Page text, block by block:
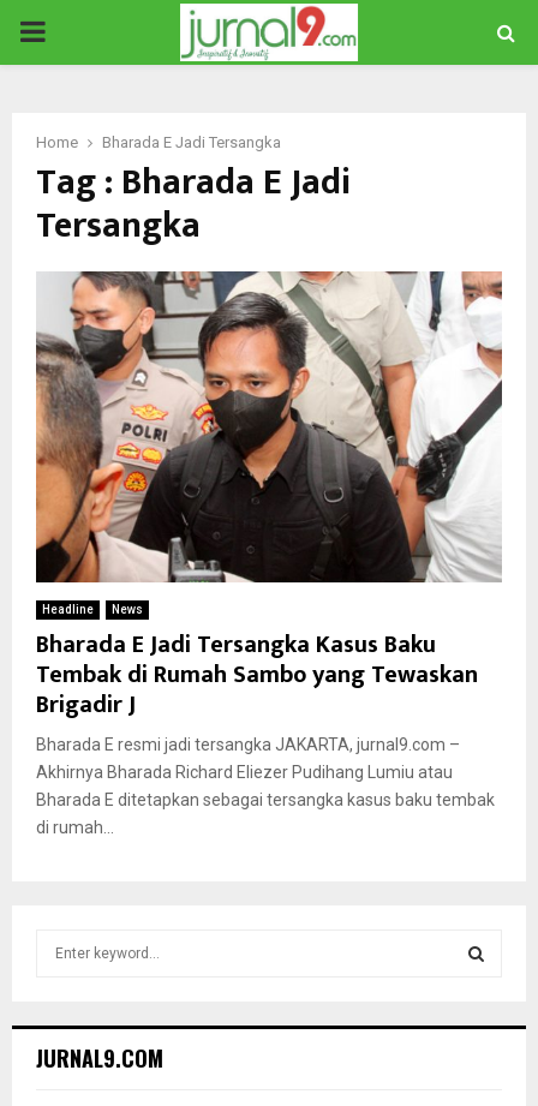
PRIMARY
Home Bharada E Jadi Tersangka
Tag : Bharada E Jadi
Tersangka
Headline News
Bharada E Jadi Tersangka Kasus Baku
Tembak di Rumah Sambo yang Tewaskan
Brigadir J
Bharada E resmi jadi tersangka JAKARTA, jurnal9.com –
Akhirnya Bharada Richard Eliezer Pudihang Lumiu atau
Bharada E ditetapkan sebagai tersangka kasus baku tembak
di rumah...
h
JURNAL9.COM